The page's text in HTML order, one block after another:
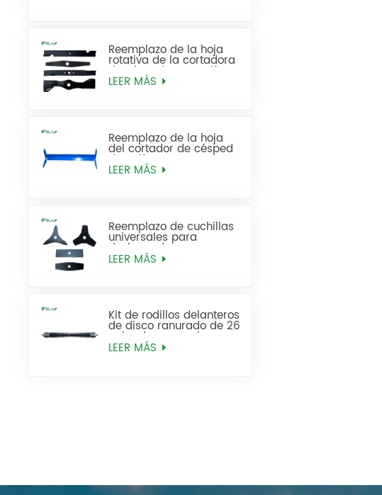
Reemplazo de la hoja
rotativa de la cortadora
de césped para golf
LEER MÁS
Reemplazo de la hoja
del cortador de césped
de golf
LEER MÁS
Reemplazo de cuchillas
universales para
desbrozadora,
recortadora de malas
LEER MÁS
Kit de rodillos delanteros
de disco ranurado de 26
pulgadas reemplaza
AMT2968 BM25318
LEER MÁS